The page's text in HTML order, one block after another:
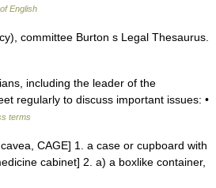
English
committee Burton s Legal Thesaurus.
including the leader of the
regularly to discuss important issues: •
terms
CAGE] 1. a case or cupboard with
cabinet] 2. a) a boxlike container,